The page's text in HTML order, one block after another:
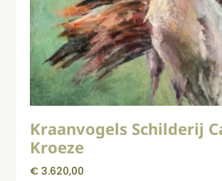
Kraanvogels Schilderij
Kroeze
€ 3.620,00